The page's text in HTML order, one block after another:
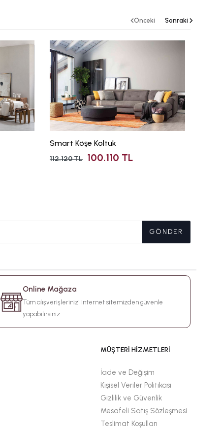
Smart Köşe Koltuk
112.120 TL 100.110 TL
Önceki Sonraki
GÖNDER
Online Mağaza
Tüm alışverişlerinizi internet sitemizden güvenle
yapabilirsiniz
MÜŞTERİ HİZMETLERİ
İade ve Değişim
Kişisel Veriler Politikası
Gizlilik ve Güvenlik
Mesafeli Satış Sözleşmesi
Teslimat Koşulları